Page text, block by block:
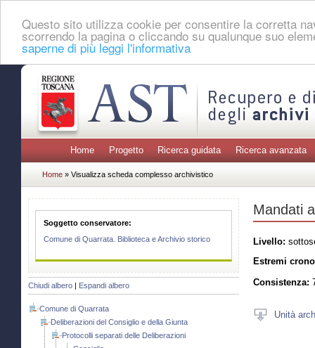
Questo sito utilizza cookie per consentire la corretta
scorrendo la pagina o cliccando su qualunque suo
saperne di più leggi l'informativa
Home Progetto Ricerca guidata Ricerca avanzata
Home » Visualizza scheda complesso archivistico
Soggetto conservatore:
Comune di Quarrata. Biblioteca e Archivio storico
Chiudi albero Espandi albero
Comune di Quarrata
Deliberazioni del Consiglio e della Giunta
Protocolli separati delle Deliberazioni
Mandati
Livello:
Estremi
Consistenza:
Unità